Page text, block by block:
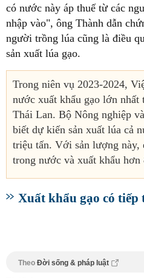
có nước này áp thuế từ các
nhập vào", ông Thành dẫn
người trồng lúa cũng là điều
sản xuất lúa gạo.
Trong niên vụ 2023-2024,
nước xuất khẩu gạo lớn
Thái Lan. Bộ Nông nghiệp
biết dự kiến sản xuất lúa cả
triệu tấn. Với sản lượng này,
trong nước và xuất khẩu hơn
Xuất khẩu gạo có tiếp
Theo Đời sống & pháp luật